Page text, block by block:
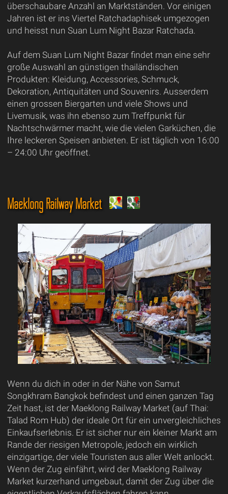
überschaubare Anzahl an Marktständen. Vor einigen
Jahren ist er ins Viertel Ratchadaphisek umgezogen
und heisst nun Suan Lum Night Bazar Ratchada.
Auf dem Suan Lum Night Bazar findet man eine sehr
große Auswahl an günstigen thailändischen
Produkten: Kleidung, Accessories, Schmuck,
Dekoration, Antiquitäten und Souvenirs. Ausserdem
einen grossen Biergarten und viele Shows und
Livemusik, was ihn ebenso zum Treffpunkt für
Nachtschwärmer macht, wie die vielen Garküchen, die
Ihre leckeren Speisen anbieten. Er ist täglich von 16:00
– 24:00 Uhr geöffnet.
Maeklong Railway Market
Wenn du dich in oder in der Nähe von Samut
Songkhram Bangkok befindest und einen ganzen Tag
Zeit hast, ist der Maeklong Railway Market (auf Thai:
Talad Rom Hub) der ideale Ort für ein unvergleichliches
Einkaufserlebnis. Er ist sicher nur ein kleiner Markt am
Rande der riesigen Metropole, jedoch ein wirklich
einzigartige, der viele Touristen aus aller Welt anlockt.
Wenn der Zug einfährt, wird der Maeklong Railway
Market kurzerhand umgebaut, damit der Zug über die